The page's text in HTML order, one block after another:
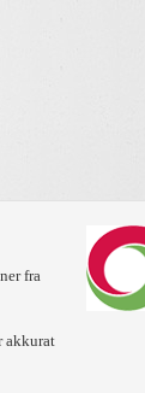
fra
akkurat